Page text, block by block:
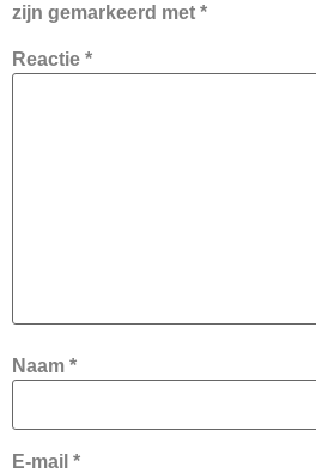
zijn gemarkeerd met *
Reactie *
Naam *
E-mail *